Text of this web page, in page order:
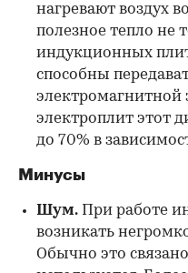
нагревают воздух
полезное тепло не
индукционных
способны
электромагнитной
электроплит этот
до 70% в
Минусы
Шум. При работе
возникать
Обычно это